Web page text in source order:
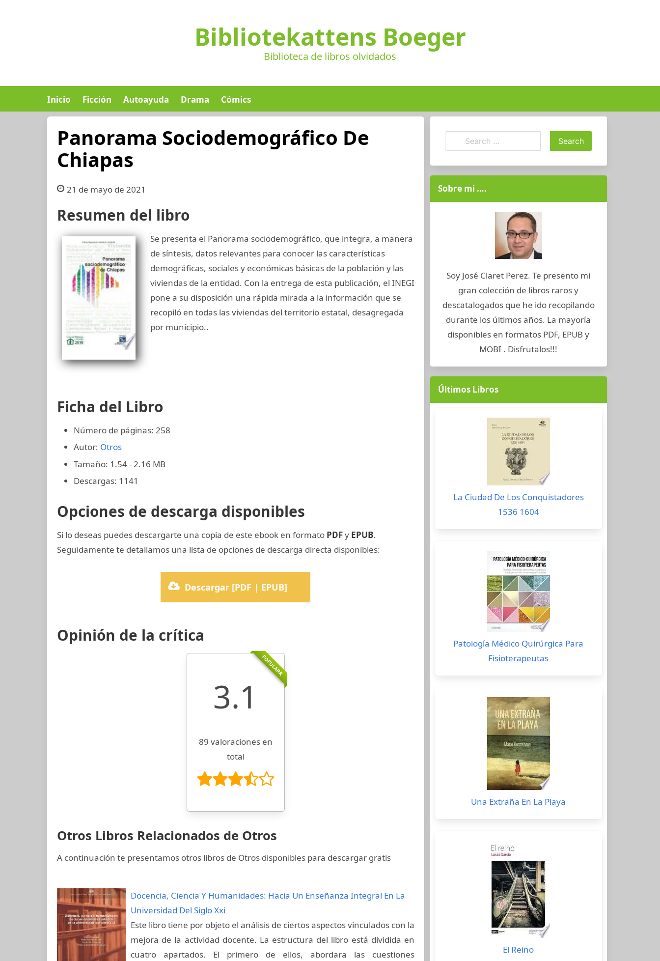
Bibliotekattens Boeger
Biblioteca de libros olvidados
Inicio Ficción Autoayuda Drama Cómics
Panorama Sociodemográfico De
Chiapas
21 de mayo de 2021
Resumen del libro
Se presenta el Panorama sociodemográfico, que integra, a manera
de síntesis, datos relevantes para conocer las características
demográficas, sociales y económicas básicas de la población y las
viviendas de la entidad. Con la entrega de esta publicación, el INEGI
pone a su disposición una rápida mirada a la información que se
recopiló en todas las viviendas del territorio estatal, desagregada
por municipio..
Ficha del Libro
Número de páginas: 258
Autor: Otros
Tamaño: 1.54 - 2.16 MB
Descargas: 1141
Opciones de descarga disponibles
Si lo deseas puedes descargarte una copia de este ebook en formato PDFy EPUB.
Seguidamente te detallamos una lista de opciones de descarga directa disponibles:
Descargar [PDF | EPUB]
Opinión de la crítica
POPULARR
3.1
89 valoraciones en
total
Otros Libros Relacionados de Otros
A continuación te presentamos otros libros de Otros disponibles para descargar gratis
Docencia, Ciencia Y Humanidades: Hacia Un Enseñanza Integral En La
Universidad Del Siglo Xxi
Este libro tiene por objeto el análisis de ciertos aspectos vinculados con la
mejora de la actividad docente. La estructura del libro está dividida en
cuatro apartados. El primero de ellos, abordara las cuestiones
Sobre mi ….
Soy José Claret Perez. Te presento mi
gran colección de libros raros y
descatalogados que he ido recopilando
durante los últimos años. La mayoría
disponibles en formatos PDF, EPUB y
MOBI . Disfrutalos!!!
Últimos Libros
La Ciudad De Los Conquistadores
1536 1604
Patología Médico Quirúrgica Para
Fisioterapeutas
Una Extraña En La Playa
El Reino